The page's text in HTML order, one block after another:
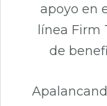
apoyo en
línea Firm
de